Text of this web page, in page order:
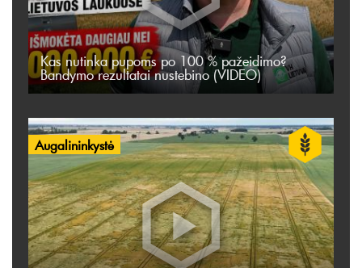
Kas nutinka pupoms po 100 % pažeidimo?
Bandymo rezultatai nustebino (VIDEO)
Augalininkystė